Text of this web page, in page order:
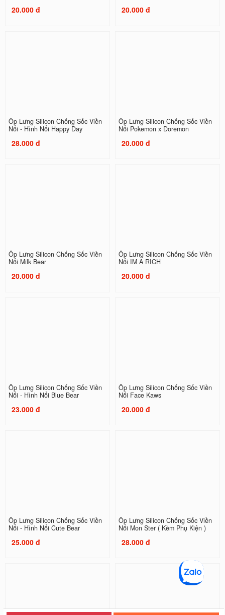
20.000 đ 20.000 đ
Ốp Lưng Silicon Chống Sốc Viền
Nổi - Hình Nổi Happy Day
28.000 đ
Ốp Lưng Silicon Chống Sốc Viền
Nổi Pokemon x Doremon
20.000 đ
Ốp Lưng Silicon Chống Sốc Viền
Nổi Milk Bear
20.000 đ
Ốp Lưng Silicon Chống Sốc Viền
Nổi IM A RICH
20.000 đ
Ốp Lưng Silicon Chống Sốc Viền
Nổi - Hình Nổi Blue Bear
23.000 đ
Ốp Lưng Silicon Chống Sốc Viền
Nổi Face Kaws
20.000 đ
Ốp Lưng Silicon Chống Sốc Viền
Nổi - Hình Nổi Cute Bear
25.000 đ
Ốp Lưng Silicon Chống Sốc Viền
Nổi Mon Ster ( Kèm Phụ Kiện )
28.000 đ